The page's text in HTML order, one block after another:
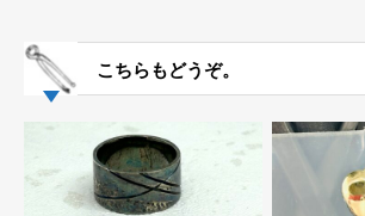
こちらもどうぞ。